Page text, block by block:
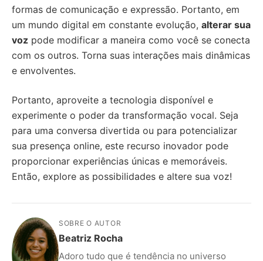
formas de comunicação e expressão. Portanto, em
um mundo digital em constante evolução, alterar sua
voz pode modificar a maneira como você se conecta
com os outros. Torna suas interações mais dinâmicas
e envolventes.
Portanto, aproveite a tecnologia disponível e
experimente o poder da transformação vocal. Seja
para uma conversa divertida ou para potencializar
sua presença online, este recurso inovador pode
proporcionar experiências únicas e memoráveis.
Então, explore as possibilidades e altere sua voz!
SOBRE O AUTOR
Beatriz Rocha
Adoro tudo que é tendência no universo